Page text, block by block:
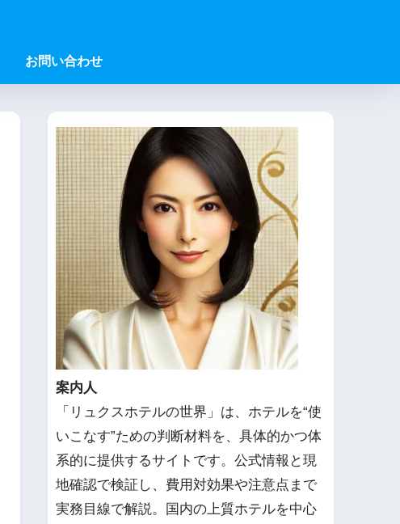
お問い合わせ
案内人
「リュクスホテルの世界」は、ホテルを“使
いこなす”ための判断材料を、具体的かつ体
系的に提供するサイトです。公式情報と現
地確認で検証し、費用対効果や注意点まで
実務目線で解説。国内の上質ホテルを中心